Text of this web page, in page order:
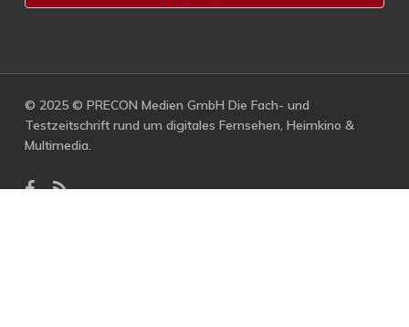
© 2025 © PRECON Medien GmbH Die Fach- und
Testzeitschrift rund um digitales Fernsehen, Heimkino &
Multimedia.
facebook
RSS